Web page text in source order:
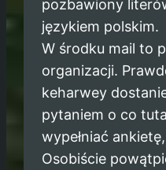
pozbawiony
językiem polskim.
W środku mail to
organizacji.
keharwey
pytaniem o co
wypełniać
Osobiście